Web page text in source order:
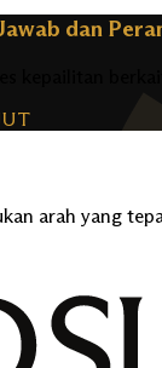
dan
kepailitan
arah yang